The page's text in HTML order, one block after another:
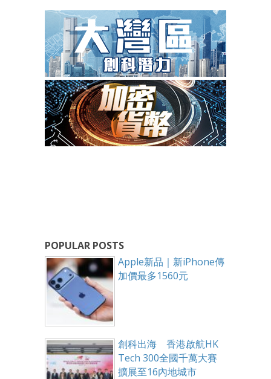
POPULAR POSTS
Apple新品｜新iPhone傳
加價最多1560元
創科出海 香港啟航HK
Tech 300全國千萬大賽
擴展至16內地城市